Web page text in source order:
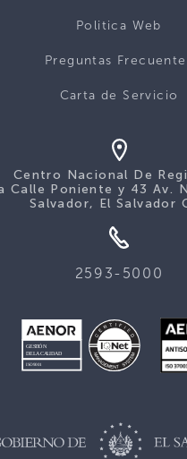
Politica Web
Preguntas
Carta de Servicio
Centro Nacional De
Calle Poniente y 43 Av.
Salvador, El Salvador
2593-5000